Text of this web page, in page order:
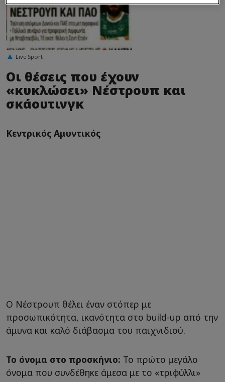
Live Sport
Οι θέσεις που έχουν
«κυκλώσει» Νέστρουπ και
σκάουτινγκ
Κεντρικός Αμυντικός
Ο Νέστρουπ θέλει έναν στόπερ με
προσωπικότητα, ικανότητα στο build-up από την
άμυνα και καλό διάβασμα του παιχνιδιού.
Το όνομα στο προσκήνιο: Το πρώτο μεγάλο
όνομα που συνδέθηκε άμεσα με το «τριφύλλι»